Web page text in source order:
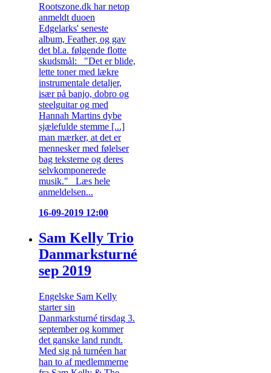
Rootszone.dk har netop
anmeldt duoen
Edgelarks' seneste
album, Feather, og gav
det bl.a. følgende flotte
skudsmål: "Det er blide,
lette toner med lækre
instrumentale detaljer,
især på banjo, dobro og
steelguitar og med
Hannah Martins dybe
sjælefulde stemme [...]
man mærker, at det er
mennesker med følelser
bag teksterne og deres
selvkomponerede
musik." Læs hele
anmeldelsen...
16-09-2019 12:00
Sam Kelly Trio
Danmarksturné
sep 2019
Engelske Sam Kelly
starter sin
Danmarksturné tirsdag 3.
september og kommer
det ganske land rundt.
Med sig på turnéen har
han to af medlemmerne